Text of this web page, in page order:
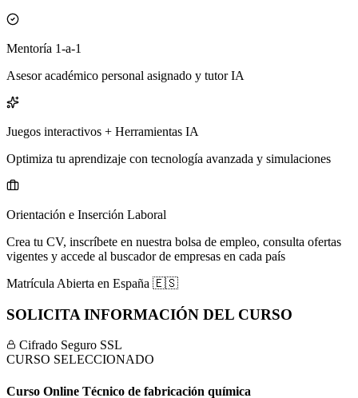
Mentoría 1-a-1
Asesor académico personal asignado y tutor IA
Juegos interactivos + Herramientas IA
Optimiza tu aprendizaje con tecnología avanzada y simulaciones
Orientación e Inserción Laboral
Crea tu CV, inscríbete en nuestra bolsa de empleo, consulta ofertas
vigentes y accede al buscador de empresas en cada país
Matrícula Abierta en España 🇪🇸
SOLICITA INFORMACIÓN DEL CURSO
Cifrado Seguro SSL
CURSO SELECCIONADO
Curso Online Técnico de fabricación química